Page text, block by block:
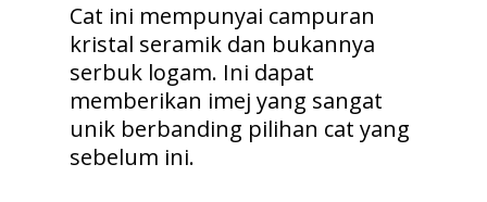
Cat ini mempunyai campuran
kristal seramik dan bukannya
serbuk logam. Ini dapat
memberikan imej yang sangat
unik berbanding pilihan cat yang
sebelum ini.